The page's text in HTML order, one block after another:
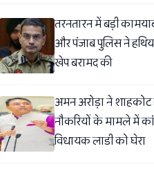
तरनतारन में बड़ी
और पंजाब पुलिस ने
खेप बरामद की
अमन अरोड़ा ने
नौकरियों के मामले में
विधायक लाडी को घेरा